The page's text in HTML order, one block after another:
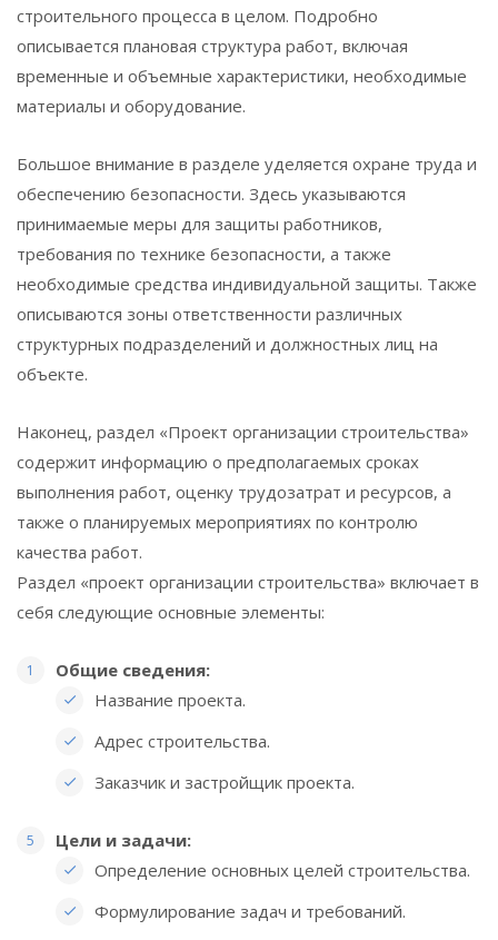
строительного процесса в целом. Подробно
описывается плановая структура работ, включая
временные и объемные характеристики, необходимые
материалы и оборудование.
Большое внимание в разделе уделяется охране труда и
обеспечению безопасности. Здесь указываются
принимаемые меры для защиты работников,
требования по технике безопасности, а также
необходимые средства индивидуальной защиты. Также
описываются зоны ответственности различных
структурных подразделений и должностных лиц на
объекте.
Наконец, раздел «Проект организации строительства»
содержит информацию о предполагаемых сроках
выполнения работ, оценку трудозатрат и ресурсов, а
также о планируемых мероприятиях по контролю
качества работ.
Раздел «проект организации строительства» включает в
себя следующие основные элементы:
Общие сведения:
Название проекта.
Адрес строительства.
Заказчик и застройщик проекта.
Цели и задачи:
Определение основных целей строительства.
Формулирование задач и требований.